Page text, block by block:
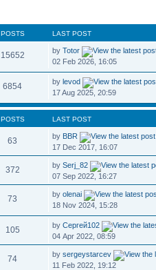
POSTS LAST POST
15652 byTotor
02 Feb 2026, 16:05
6854 bylevod
17 Aug 2025, 20:59
POSTS LAST POST
63 by BBR
17 Dec 2017, 16:07
372 bySerj_82
07 Sep 2022, 16:27
73 byolenai
18 Nov 2024, 15:28
105 byСергей102
04 Apr 2022, 08:59
74 bysergeystarcev
11 Feb 2022, 19:12